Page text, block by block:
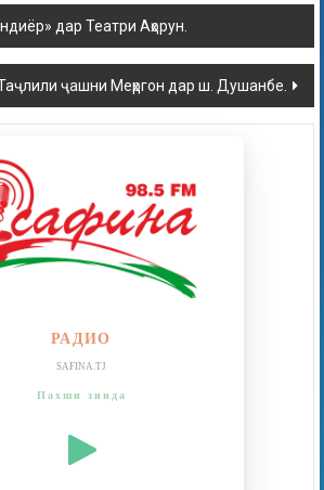
дар Театри Аҳорун.
ҷашни Меҳргон дар ш. Душанбе.
РАДИО
SAFINA.TJ
Пахши зинда